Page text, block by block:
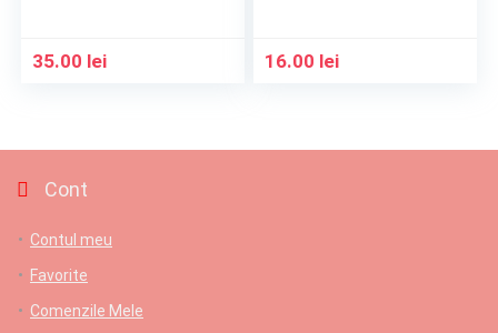
35.00 lei 16.00 lei
Cont
Contul meu
Favorite
Comenzile Mele